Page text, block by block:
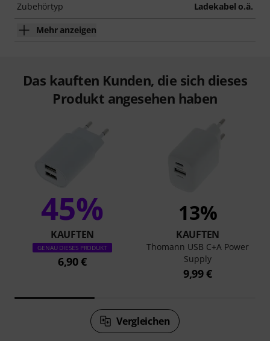
Zubehörtyp Ladekabel o.ä.
Mehr anzeigen
Das kauften Kunden, die sich dieses
Produkt angesehen haben
45%
KAUFTEN
GENAU DIESES PRODUKT
6,90 €
13%
KAUFTEN
Thomann USB C+A Power
Supply
9,99 €
Vergleichen